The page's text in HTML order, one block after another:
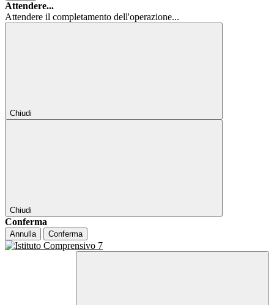
Attendere...
Attendere il completamento dell'operazione...
Chiudi
Chiudi
Conferma
Annulla Conferma